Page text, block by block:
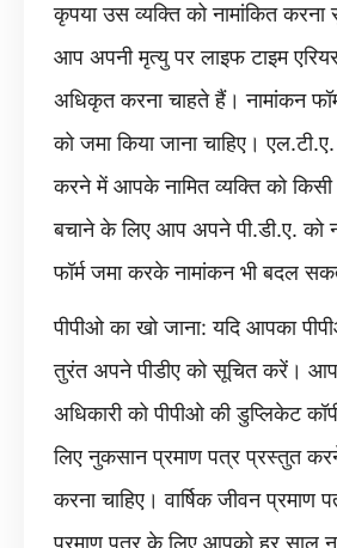
कृपया उस व्यक्ति को नामांकित
आप अपनी मृत्यु पर लाइफ टाइम
अधिकृत करना चाहते हैं। नामांकन
को जमा किया जाना चाहिए। एल.टी.ए.
करने में आपके नामित व्यक्ति को किसी
बचाने के लिए आप अपने पी.डी.ए. को
फॉर्म जमा करके नामांकन भी बदल
पीपीओ का खो जाना: यदि आपका
तुरंत अपने पीडीए को सूचित करें।
अधिकारी को पीपीओ की डुप्लिकेट
लिए नुकसान प्रमाण पत्र प्रस्तुत
करना चाहिए। वार्षिक जीवन प्रमाण
प्रमाण पत्र के लिए आपको हर साल